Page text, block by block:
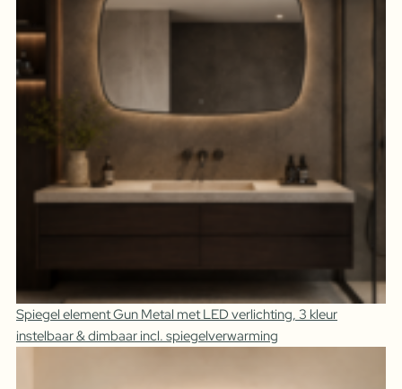
Spiegel element Gun Metal met LED verlichting, 3 kleur
instelbaar & dimbaar incl. spiegelverwarming